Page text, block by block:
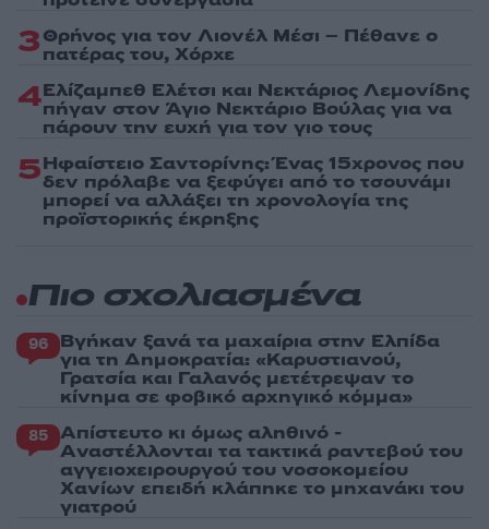
3Θρήνος για τον Λιονέλ Μέσι – Πέθανε ο
πατέρας του, Χόρχε
4Ελίζαμπεθ Ελέτσι και Νεκτάριος Λεμονίδης
πήγαν στον Άγιο Νεκτάριο Βούλας για να
πάρουν την ευχή για τον γιο τους
5Ηφαίστειο Σαντορίνης: Ένας 15χρονος που
δεν πρόλαβε να ξεφύγει από το τσουνάμι
μπορεί να αλλάξει τη χρονολογία της
προϊστορικής έκρηξης
Πιο σχολιασμένα
96 Βγήκαν ξανά τα μαχαίρια στην Ελπίδα
για τη Δημοκρατία: «Καρυστιανού,
Γρατσία και Γαλανός μετέτρεψαν το
κίνημα σε φοβικό αρχηγικό κόμμα»
85 Απίστευτο κι όμως αληθινό -
Aναστέλλονται τα τακτικά ραντεβού του
αγγειοχειρουργού του νοσοκομείου
Χανίων επειδή κλάπηκε το μηχανάκι του
γιατρού